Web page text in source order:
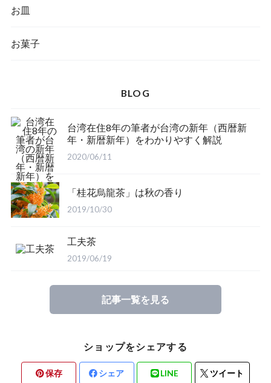
お皿
お菓子
BLOG
台湾在住8年の筆者が台湾の新年（西暦新
年・新暦新年）をわかりやすく解説
2020/06/11
「桂花烏龍茶」は秋の香り
2019/10/30
工夫茶
2019/06/19
記事一覧を見る
ショップをシェアする
保存 シェア LINE ツイート